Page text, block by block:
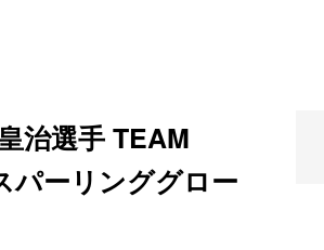
治選手 TEAM
パーリンググロー